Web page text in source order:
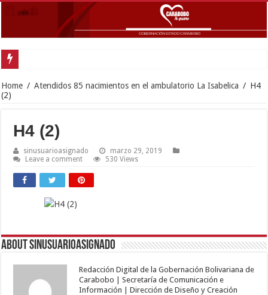
Home / Atendidos 85 nacimientos en el ambulatorio La Isabelica / H4
(2)
H4 (2)
sinusuarioasignado
marzo 29, 2019
Leave a comment
530 Views
About sinusuarioasignado
Redacción Digital de la Gobernación Bolivariana de
Carabobo | Secretaría de Comunicación e
Información | Dirección de Diseño y Creación